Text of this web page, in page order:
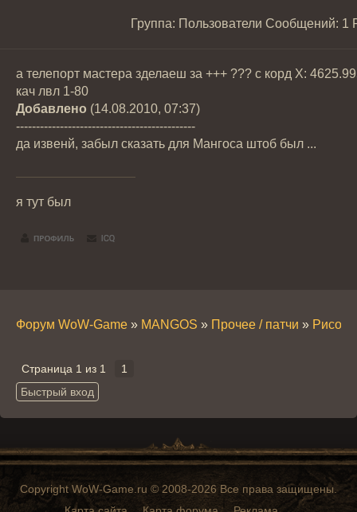
Группа: Пользователи Сообщений: 1
а телепорт мастера зделаеш за +++ ??? с корд X:
кач лвл 1-80
Добавлено (14.08.2010, 07:37)
---------------------------------------------
да извенй, забыл сказать для Мангоса штоб был ...
я тут был
Форум WoW-Game » MANGOS » Прочее / патчи »
Страница 1 из 1 1
Copyright WoW-Game.ru © 2008-2026 Все права защищены.